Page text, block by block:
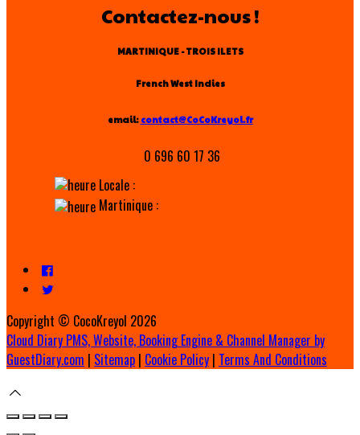
Contactez-nous !
MARTINIQUE - TROIS ILETS
French West Indies
email: contact@CoCoKreyol.fr
0 696 60 17 36
Locale :
Martinique :
Copyright © CocoKreyol 2026
Cloud Diary PMS, Website, Booking Engine & Channel Manager by
GuestDiary.com | Sitemap | Cookie Policy | Terms And Conditions